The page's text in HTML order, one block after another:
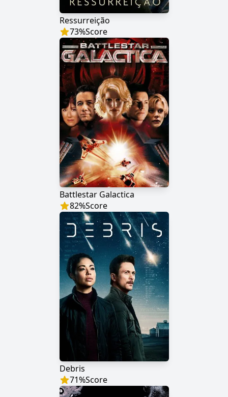
Ressurreição
73%Score
Battlestar Galactica
82%Score
Debris
71%Score